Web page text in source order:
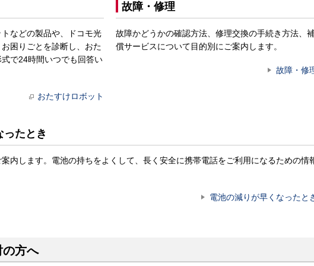
などの製品や、ドコモ光
困りごとを診断し、おた
で24時間いつでも回答い
おたすけロボット
故障・修理
故障かどうかの確認方法、修理交換の手続き方法、
償サービスについて目的別にご案内します。
故障・修
ったとき
内します。電池の持ちをよくして、長く安全に携帯電話をご利用になるための情
電池の減りが早くなったと
の方へ